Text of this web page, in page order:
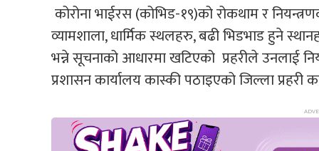
कोरोना भाईरस (कोभिड-१९)को रोकथाम र
व्यामशाला, धार्मिक स्थलहरु, बढी भिडभाड हुने
भन्ने सूचनाको आधारमा खटिएको प्रहरीले उनलाई
प्रशासन कार्यालय कास्की पठाइएको जिल्ला